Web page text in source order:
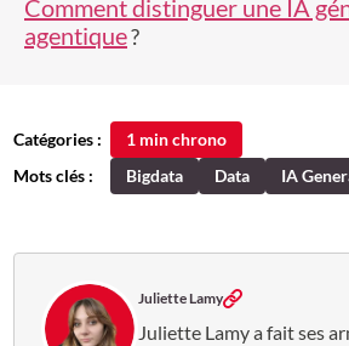
Comment distinguer une IA
agentique?
Catégories :
1 min chrono
Mots clés :
Bigdata Data IA
Juliette Lamy
Juliette Lamy a fait ses